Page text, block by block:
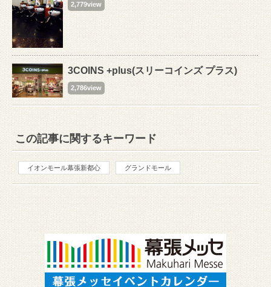
2,779view
3COINS +plus(スリーコインズ プラス)
2,786view
この記事に関するキーワード
イオンモール幕張新都心 グランドモール